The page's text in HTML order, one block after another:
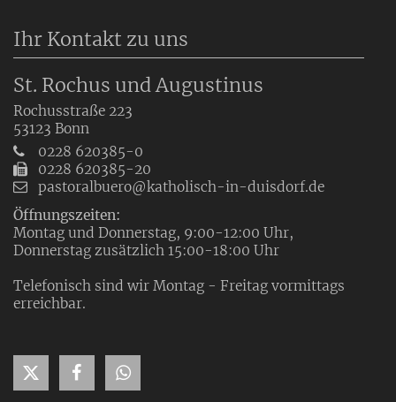
Ihr Kontakt zu uns
St. Rochus und Augustinus
Rochusstraße 223
53123 Bonn
0228 620385-0
0228 620385-20
pastoralbuero@katholisch-in-duisdorf.de
Öffnungszeiten:
Montag und Donnerstag, 9:00-12:00 Uhr,
Donnerstag zusätzlich 15:00-18:00 Uhr
Telefonisch sind wir Montag - Freitag vormittags
erreichbar.